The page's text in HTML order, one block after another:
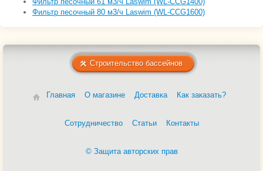
Фильтр песочный 80 м3/ч Laswim (WL-CCG1600)
Строительство бассейнов
Главная О магазине Доставка Как заказать?
Сотрудничество Статьи Контакты
© Защита авторских прав